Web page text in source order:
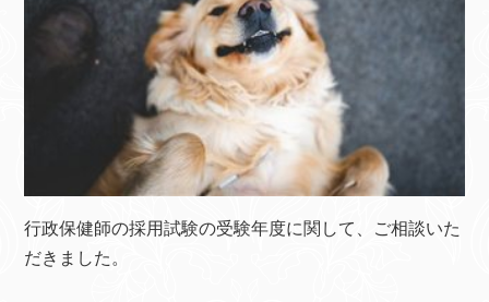
行政保健師の採用試験の受験年度に関して、ご相談いた
だきました。